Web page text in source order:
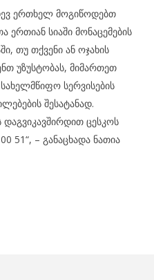
ერთხელ მოგიწოდებთ
სიაში მონაცემების
თუ თქვენი ან ოჯახის
უზუსტობას, მიმართეთ
სერვისების
შესატანად.
ცესკოს
51“, – განაცხადა ნათია